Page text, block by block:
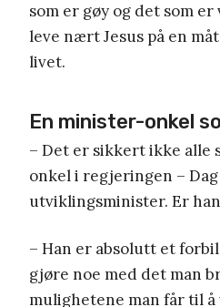
som er gøy og det som
leve nært Jesus på en
livet.
En minister-onkel
– Det er sikkert ikke alle
onkel i regjeringen –
utviklingsminister. Er
– Han er absolutt et
gjøre noe med det man
mulighetene man får til